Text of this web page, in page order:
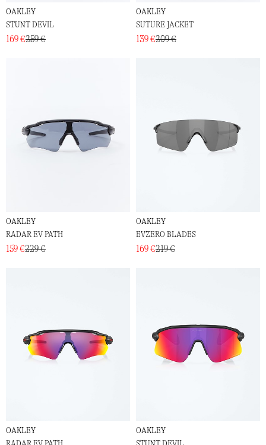
OAKLEY
STUNT DEVIL
169 €259 €
OAKLEY
SUTURE JACKET
139 €209 €
OAKLEY
RADAR EV PATH
159 €229 €
OAKLEY
EVZERO BLADES
169 €219 €
OAKLEY
OAKLEY